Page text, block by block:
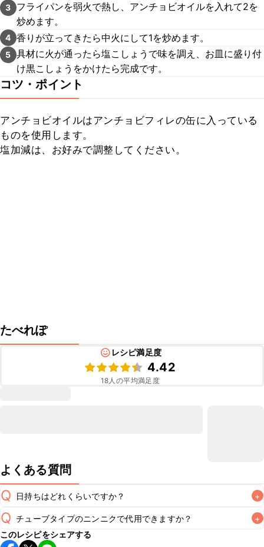
3
フライパンを弱火で熱し、アンチョビオイルを入れて2を
炒めます。
4 香りが立ってきたら中火にして1を炒めます。
5 具材に火が通ったら塩こしょうで味を調え、お皿に盛り付
け黒こしょうをかけたら完成です。
コツ・ポイント
アンチョビオイルはアンチョビフィレの缶に入っている
ものを使用します。
塩加減は、お好みで調整してください。
たべれぽ
レシピ満足度
4.42
18人の平均満足度
よくある質問
Q 日持ちはどれくらいですか？ +
保存期間は冷蔵で翌日中が目安です。なるべくお早めにお召
し上がりください。
Q チューブタイプのニンニクで代用できますか？ +
チューブタイプのニンニクを使用してもお作りいただけま
このレシピをシェアする